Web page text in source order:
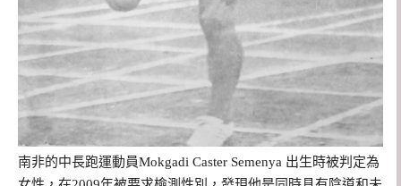
南非的中長跑運動員Mokgadi Caster Semenya 出生時被判定為